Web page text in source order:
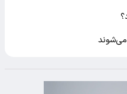
می‌شوند